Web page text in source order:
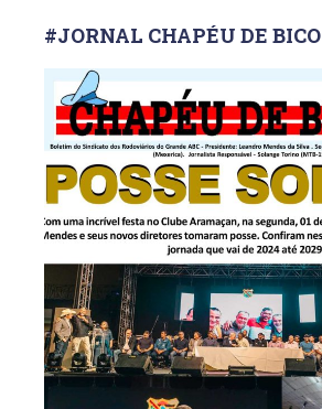
#JORNAL CHAPÉU DE BICO